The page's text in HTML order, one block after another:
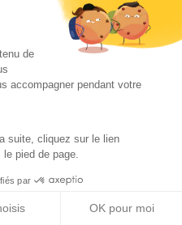
de
accompagner pendant votre
suite, cliquez sur le lien
pied de page.
par
OK pour moi
à votre
!